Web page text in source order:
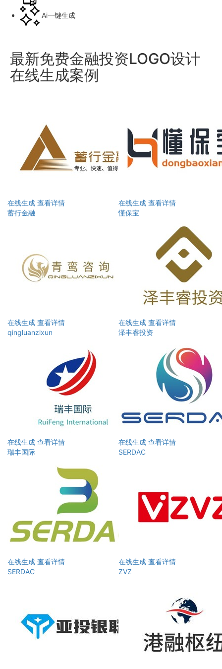
Ai一键生成
最新免费金融投资LOGO设计
在线生成案例
在线生成 查看详情
蓄行金融
在线生成 查看详情
懂保宝
在线生成 查看详情
qingluanzixun
在线生成 查看详情
泽丰睿投资
在线生成 查看详情
瑞丰国际
在线生成 查看详情
SERDAC
在线生成 查看详情
SERDAC
在线生成 查看详情
ZVZ